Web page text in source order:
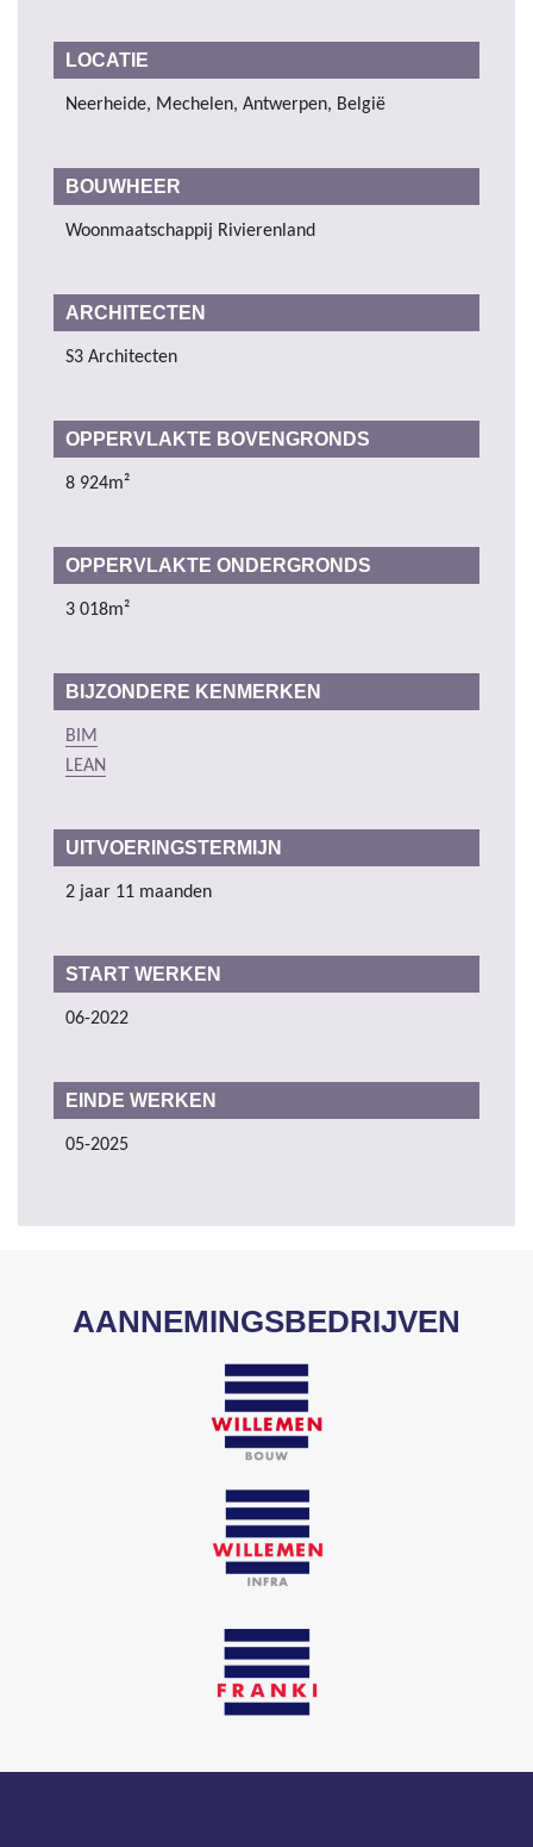
LOCATIE
Neerheide, Mechelen, Antwerpen, België
BOUWHEER
Woonmaatschappij Rivierenland
ARCHITECTEN
S3 Architecten
OPPERVLAKTE BOVENGRONDS
8 924m²
OPPERVLAKTE ONDERGRONDS
3 018m²
BIJZONDERE KENMERKEN
BIM
LEAN
UITVOERINGSTERMIJN
2 jaar 11 maanden
START WERKEN
06-2022
EINDE WERKEN
05-2025
AANNEMINGSBEDRIJVEN